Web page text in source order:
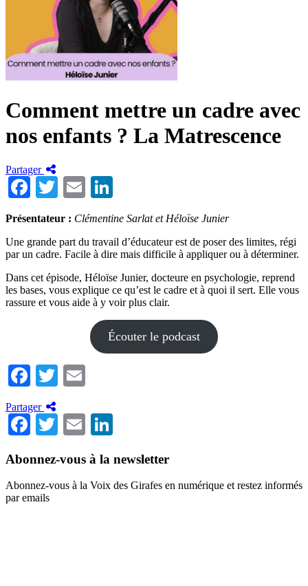
Comment mettre un cadre avec
nos enfants ? La Matrescence
Partager
Facebook
TwitterEmail
Présentateur : Clémentine Sarlat et Héloïse Junier
Une grande part du travail d’éducateur est de poser des limites, régi
par un cadre. Facile à dire mais difficile à appliquer ou à déterminer.
Dans cet épisode, Héloïse Junier, docteure en psychologie, reprend
les bases, vous explique ce qu’est le cadre et à quoi il sert. Elle vous
rassure et vous aide à y voir plus clair.
Écouter le podcast
Facebook
Twitter
Partager
Facebook
TwitterEmail
Abonnez-vous à la newsletter
Abonnez-vous à la Voix des Girafes en numérique et restez informés
par emails